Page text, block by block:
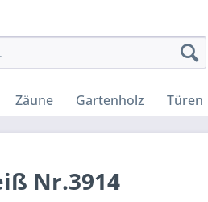
Zäune Gartenholz Türen
Nr.3914